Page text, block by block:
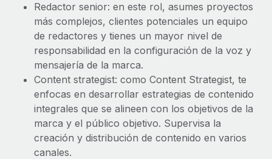
Redactor senior: en este rol, asumes proyectos
más complejos, clientes potenciales un equipo
de redactores y tienes un mayor nivel de
responsabilidad en la configuración de la voz y
mensajería de la marca.
Content strategist: como Content Strategist, te
enfocas en desarrollar estrategias de contenido
integrales que se alineen con los objetivos de la
marca y el público objetivo. Supervisa la
creación y distribución de contenido en varios
canales.